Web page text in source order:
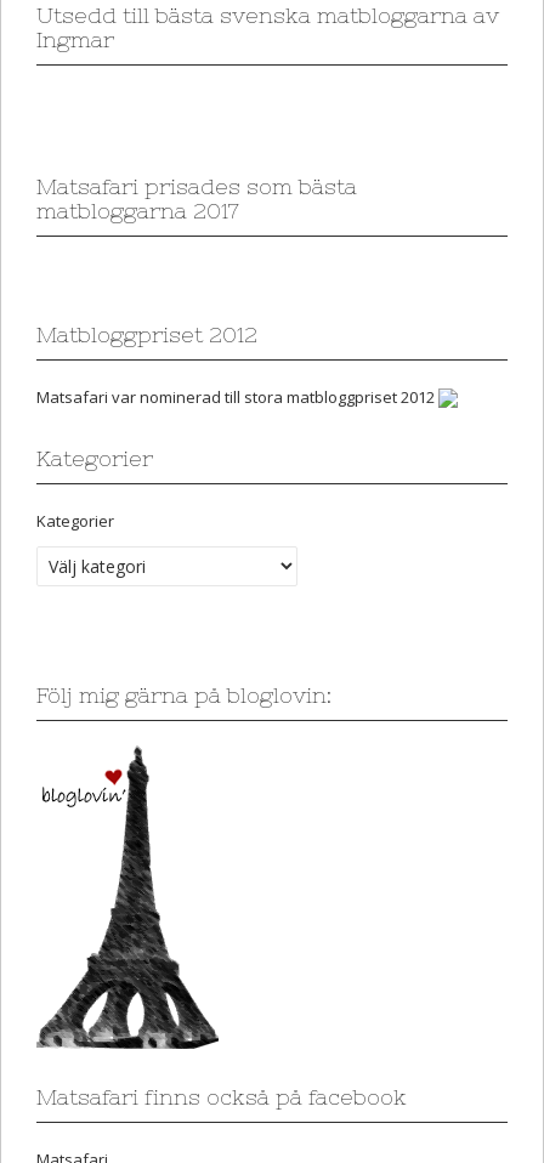
Utsedd till bästa svenska matbloggarna av
Ingmar
Matsafari prisades som bästa
matbloggarna 2017
Matbloggpriset 2012
Matsafari var nominerad till stora matbloggpriset 2012
Kategorier
Kategorier
Följ mig gärna på bloglovin:
Matsafari finns också på facebook